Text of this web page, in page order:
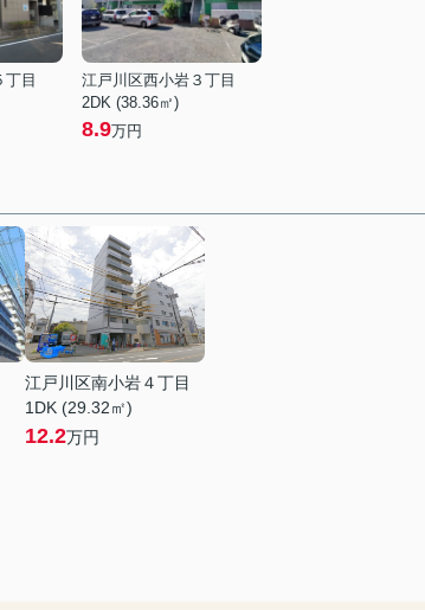
目
江戸川区西小岩３丁目
2DK (38.36㎡)
8.9万円
江戸川区南小岩４丁目
1DK (29.32㎡)
12.2万円